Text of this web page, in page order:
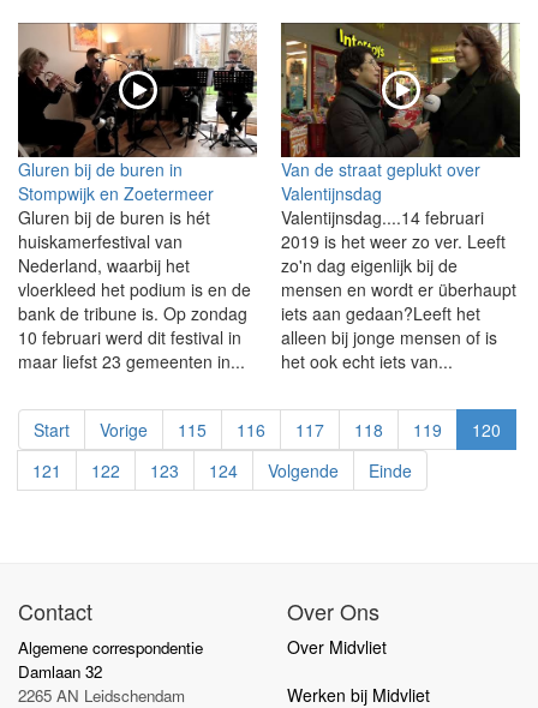
Gluren bij de buren in
Stompwijk en Zoetermeer
Gluren bij de buren is hét
huiskamerfestival van
Nederland, waarbij het
vloerkleed het podium is en de
bank de tribune is. Op zondag
10 februari werd dit festival in
maar liefst 23 gemeenten in...
Van de straat geplukt over
Valentijnsdag
Valentijnsdag....14 februari
2019 is het weer zo ver. Leeft
zo'n dag eigenlijk bij de
mensen en wordt er überhaupt
iets aan gedaan?Leeft het
alleen bij jonge mensen of is
het ook echt iets van...
Start Vorige 115 116 117 118 119
120
121
122 123 124 Volgende Einde
Contact
Algemene correspondentie
Damlaan 32
2265 AN Leidschendam
Over Ons
Over Midvliet
Werken bij Midvliet